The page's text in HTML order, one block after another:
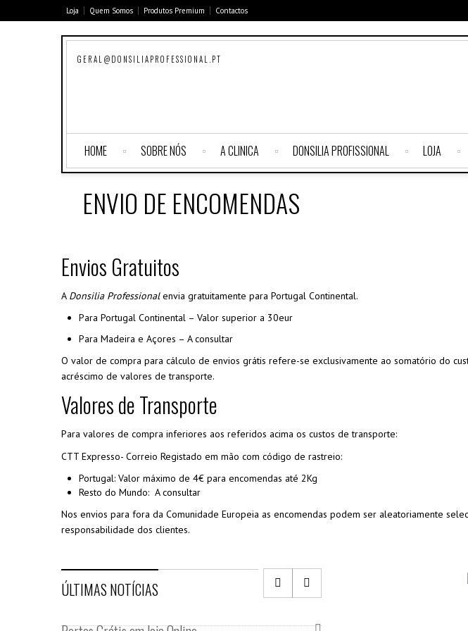
Loja Quem Somos Produtos Premium Contactos
GERAL@DONSILIAPROFESSIONAL.PT
HOME SOBRE NÓS A CLINICA DONSILIA PROFISSIONAL LOJA
ENVIO DE ENCOMENDAS
Envios Gratuitos
A Donsilia Professionalenvia gratuitamente para Portugal Continental.
Para Portugal Continental – Valor superior a 30eur
Para Madeira e Açores – A consultar
O valor de compra para cálculo de envios grátis refere-se exclusivamente ao somatório do
acréscimo de valores de transporte.
Valores de Transporte
Para valores de compra inferiores aos referidos acima os custos de transporte:
CTT Expresso- Correio Registado em mão com código de rastreio:
Portugal: Valor máximo de 4€ para encomendas até 2Kg
Resto do Mundo: A consultar
Nos envios para fora da Comunidade Europeia as encomendas podem ser aleatoriamente
responsabilidade dos clientes.
ÚLTIMAS NOTÍCIAS